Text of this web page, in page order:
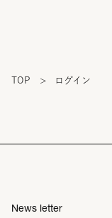
TOP > ログイン
News letter